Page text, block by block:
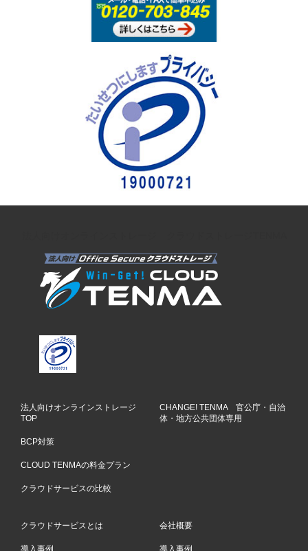
法人向けオンラインストレージ
TOP
BCP対策
CLOUD TENMAの料金プラン
クラウドサービスの比較
CHANGE! TENMA 官公庁・自治
体・地方公共団体専用
クラウドサービスとは
導入事例
会社概要
導入事例